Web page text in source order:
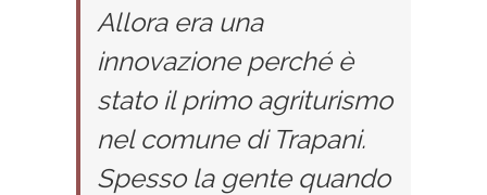
Allora era una
innovazione perché è
stato il primo agriturismo
nel comune di Trapani.
Spesso la gente quando